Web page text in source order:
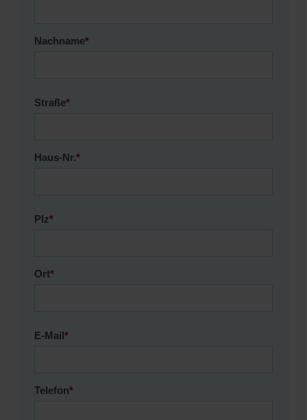
Nachname*
Straße*
Haus-Nr.*
Plz*
Ort*
E-Mail*
Telefon*